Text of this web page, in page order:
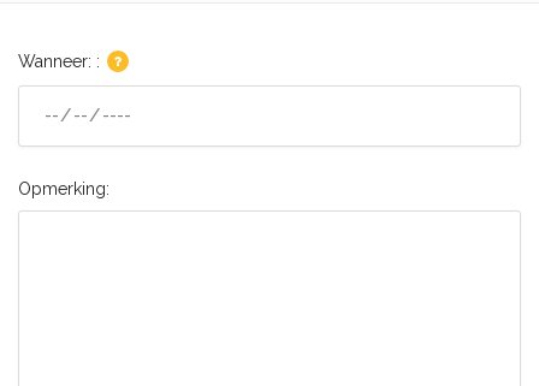
Wanneer: :
Opmerking: